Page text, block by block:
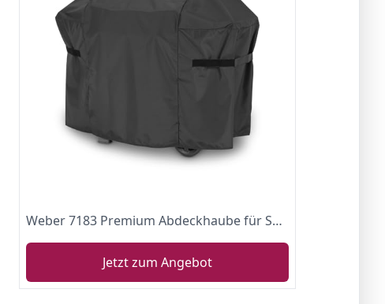
Weber 7183 Premium Abdeckhaube für Spirit/Spirit II 300-Serie und Spirit EO-210, schwarz
Jetzt zum Angebot